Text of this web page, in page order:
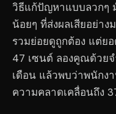
วิธีแก้ปัญหาแบบลวกๆ
น้อยๆ ที่ส่งผลเสียอย่า
รวมย่อยดูถูกต้อง แต่ย
47 เซนต์ ลองคูณด้วย
เดือน แล้วพบว่าพนัก
ความคลาดเคลื่อนถึง